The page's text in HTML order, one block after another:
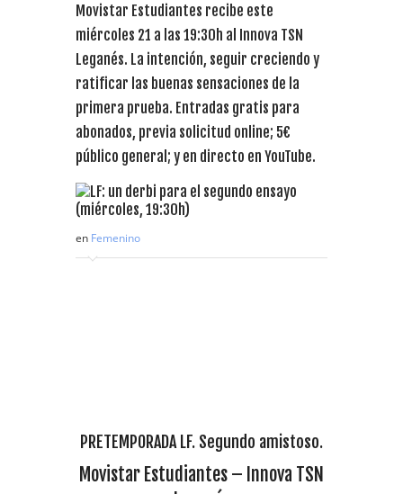
Movistar Estudiantes recibe este
miércoles 21 a las 19:30h al Innova TSN
Leganés. La intención, seguir creciendo y
ratificar las buenas sensaciones de la
primera prueba. Entradas gratis para
abonados, previa solicitud online; 5€
público general; y en directo en YouTube.
en Femenino
PRETEMPORADA LF. Segundo amistoso.
Movistar Estudiantes – Innova TSN